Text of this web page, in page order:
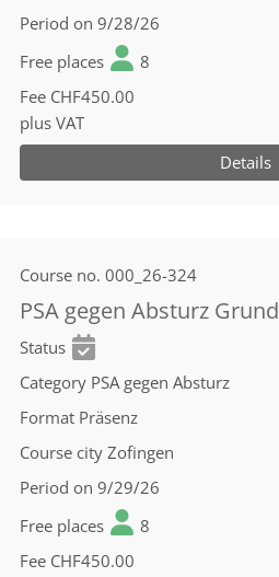
Period on 9/28/26
Free places
8
Fee CHF450.00
plus VAT
Details
Course no. 000_26-324
PSA gegen Absturz
Status
Category PSA gegen Absturz
Format Präsenz
Course city Zofingen
Period on 9/29/26
Free places
8
Fee CHF450.00